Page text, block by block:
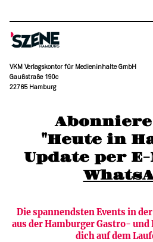
"Heute in
Die spannendsten Events in
aus der Hamburger Gastro-
dich auf dem
VKM Verlagskontor für Medieninhalte GmbH
Gaußstraße 190c
22765 Hamburg
moc.grubmah-enezs@ofni
Newsletter abonnieren